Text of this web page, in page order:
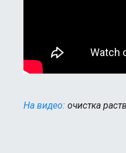
На видео: очистка